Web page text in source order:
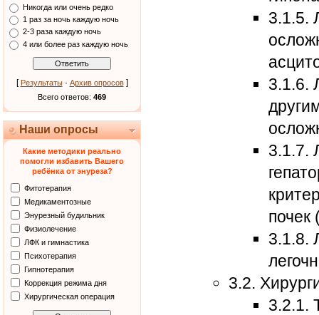
Никогда или очень редко
1 раз за ночь каждую ночь
2-3 раза каждую ночь
4 или более раз каждую ночь
[ Результаты· Архив опросов]
Всего ответов: 469
Наши опросы
Какие методики реально
помогли избавить Вашего
ребёнка от энуреза?
Фитотерапия
Медикаментозные
Энурезный будильник
Физиолечение
ЛФК и гимнастика
Психотерапия
Гипнотерапия
Коррекция режима дня
Хирургическая операция
3.1.5.
3.1.6.
3.1.7.
3.1.8.
3.2.
3.2.1.